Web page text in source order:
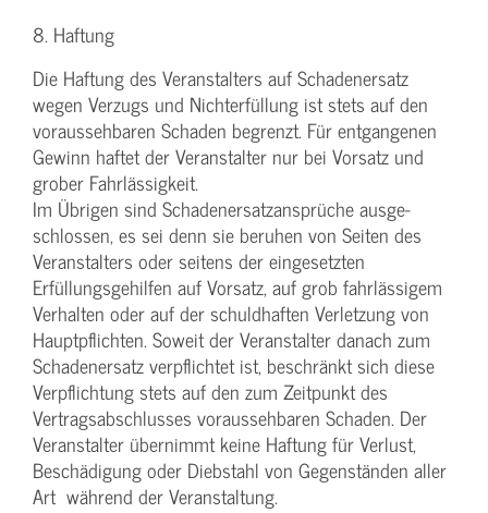
8. Haftung
Die Haftung des Veranstalters auf Schadenersatz
wegen Verzugs und Nichterfüllung ist stets auf den
voraussehbaren Schaden begrenzt. Für entgangenen
Gewinn haftet der Veranstalter nur bei Vorsatz und
grober Fahrlässigkeit.
Im Übrigen sind Schadenersatzansprüche ausge-
schlossen, es sei denn sie beruhen von Seiten des
Veranstalters oder seitens der eingesetzten
Erfüllungsgehilfen auf Vorsatz, auf grob fahrlässigem
Verhalten oder auf der schuldhaften Verletzung von
Hauptpflichten. Soweit der Veranstalter danach zum
Schadenersatz verpflichtet ist, beschränkt sich diese
Verpflichtung stets auf den zum Zeitpunkt des
Vertragsabschlusses voraussehbaren Schaden. Der
Veranstalter übernimmt keine Haftung für Verlust,
Beschädigung oder Diebstahl von Gegenständen aller
Art während der Veranstaltung.